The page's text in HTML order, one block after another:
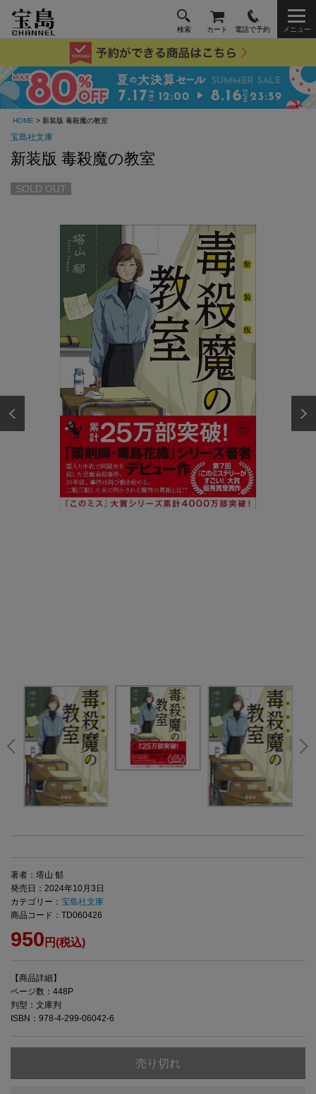
検索 カート 電話で予約 メニュー
HOME > 新装版 毒殺魔の教室
宝島社文庫
新装版 毒殺魔の教室
SOLD OUT
著者：塔山 郁
発売日：2024年10月3日
カテゴリー： 宝島社文庫
商品コード：TD060426
950 円(税込)
【商品詳細】
ページ数：448P
判型：文庫判
ISBN：978-4-299-06042-6
売り切れ